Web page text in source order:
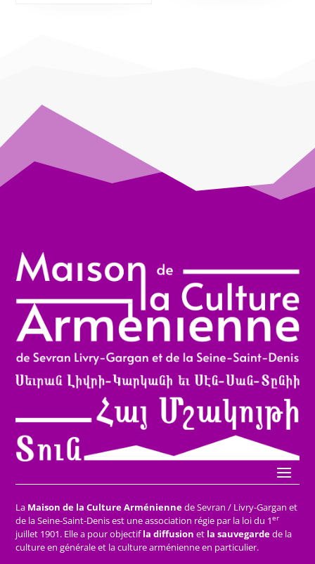
La Maison de la Culture Arméniennede Sevran / Livry-Gargan et
de la Seine-Saint-Denis est une association régie par la loi du 1er
juillet 1901. Elle a pour objectifla diffusion et la sauvegardede la
culture en générale et la culture arménienne en particulier.